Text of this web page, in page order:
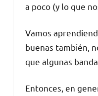
a poco (y lo que
Vamos
buenas también,
que algunas
Entonces, en